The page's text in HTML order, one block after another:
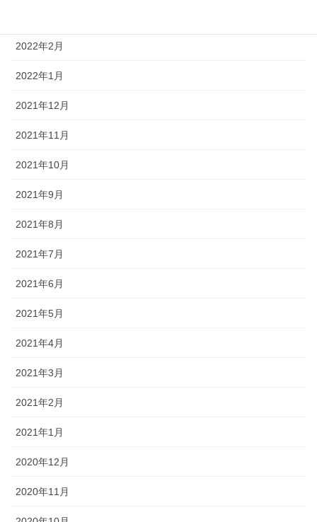
2022年2月
2022年1月
2021年12月
2021年11月
2021年10月
2021年9月
2021年8月
2021年7月
2021年6月
2021年5月
2021年4月
2021年3月
2021年2月
2021年1月
2020年12月
2020年11月